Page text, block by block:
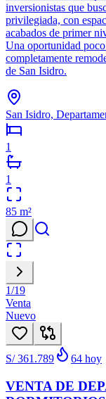
inversionistas que
privilegiada, con
acabados de primer
Una oportunidad
completamente
de San Isidro.
San Isidro,
1
1
85 m²
1/19
Venta
Nuevo
S/ 361.789 64 hoy
VENTA DE